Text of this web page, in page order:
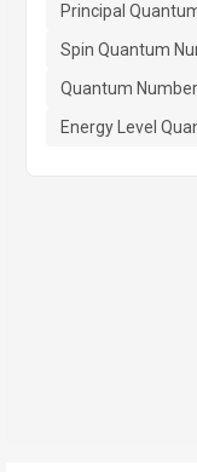
Principal
Spin Quantum
Quantum
Energy Level